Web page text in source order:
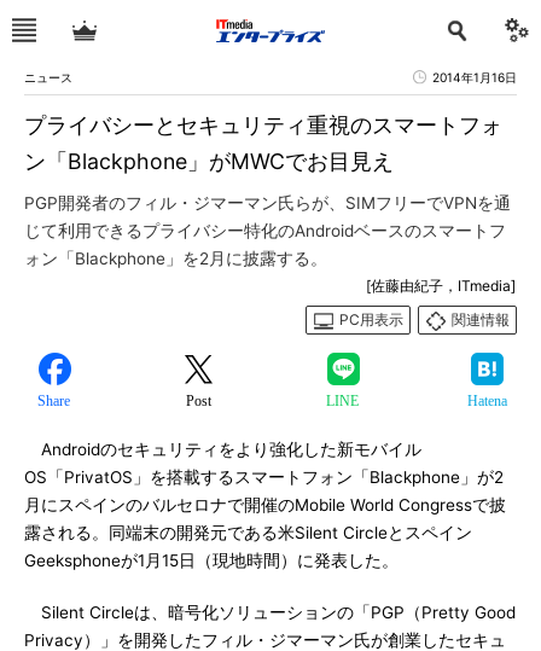
ニュース 2014年1月16日
プライバシーとセキュリティ重視のスマートフォ
ン「Blackphone」がMWCでお目見え
PGP開発者のフィル・ジマーマン氏らが、SIMフリーでVPNを通
じて利用できるプライバシー特化のAndroidベースのスマートフ
ォン「Blackphone」を2月に披露する。
[佐藤由紀子，ITmedia]
PC用表示
関連情報
Share Post LINE Hatena
Androidのセキュリティをより強化した新モバイル
OS「PrivatOS」を搭載するスマートフォン「Blackphone」が2
月にスペインのバルセロナで開催のMobile World Congressで披
露される。同端末の開発元である米Silent Circleとスペイン
Geeksphoneが1月15日（現地時間）に発表した。
Silent Circleは、暗号化ソリューションの「PGP（Pretty Good
Privacy）」を開発したフィル・ジマーマン氏が創業したセキュ